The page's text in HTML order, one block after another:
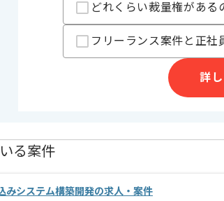
どれくらい裁量権がある
フリーランス案件と正社
詳
る案件
みシステム構築開発の求人・案件